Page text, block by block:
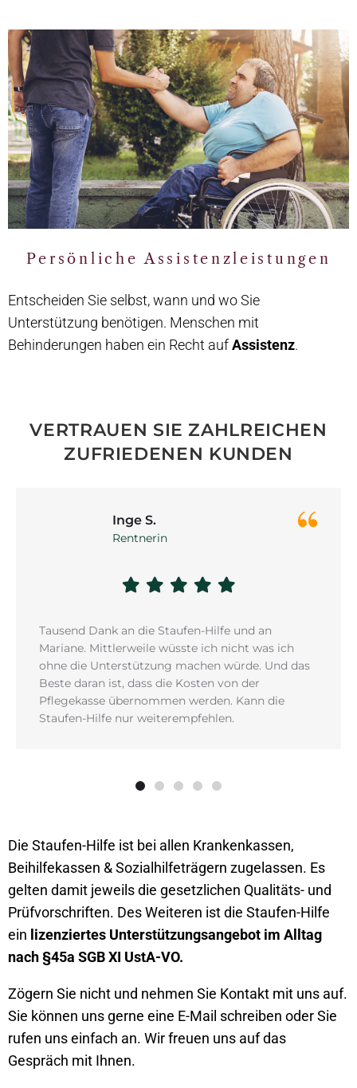
Beratung
Erfahren Sie mehr
Persönliche Assistenzleistungen
Entscheiden Sie selbst, wann und wo Sie
Unterstützung benötigen. Menschen mit
Behinderungen haben ein Recht aufAssistenz.
VERTRAUEN SIE ZAHLREICHEN
ZUFRIEDENEN KUNDEN
Tausend Dank an die Staufen-Hilfe und an
Mariane. Mittlerweile wüsste ich nicht was ich
ohne die Unterstützung machen würde. Und das
Beste daran ist, dass die Kosten von der
Pflegekasse übernommen werden. Kann die
Staufen-Hilfe nur weiterempfehlen.
Inge S.
Rentnerin
Die Staufen-Hilfe ist bei allen Krankenkassen,
Beihilfekassen & Sozialhilfeträgern zugelassen. Es
gelten damit jeweils die gesetzlichen Qualitäts- und
Prüfvorschriften. Des Weiteren ist die Staufen-Hilfe
ein lizenziertes Unterstützungsangebot im Alltag
nach §45a SGB XI UstA-VO.
Zögern Sie nicht und nehmen Sie Kontakt mit uns auf.
Sie können uns gerne eine E-Mail schreiben oder Sie
rufen uns einfach an. Wir freuen uns auf das
Gespräch mit Ihnen.